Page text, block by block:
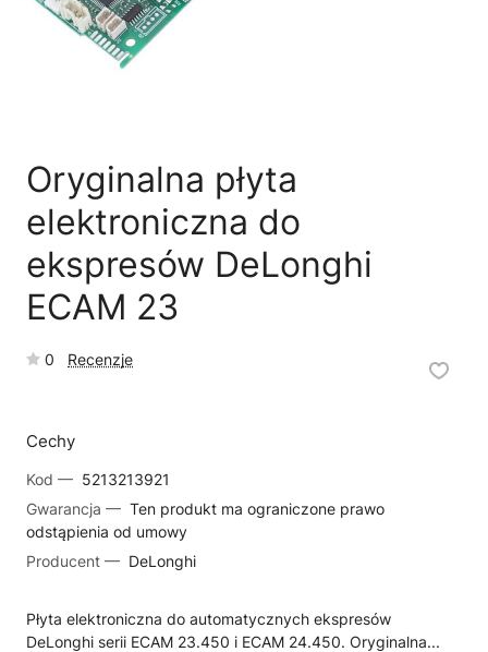
Oryginalna płyta
elektroniczna do
ekspresów DeLonghi
ECAM 23
0 Recenzje
Cechy
Kod — 5213213921
Gwarancja — Ten produkt ma ograniczone prawo
odstąpienia od umowy
Producent — DeLonghi
Płyta elektroniczna do automatycznych ekspresów
DeLonghi serii ECAM 23.450 i ECAM 24.450. Oryginalna...
🗹Reklamacja naprawy